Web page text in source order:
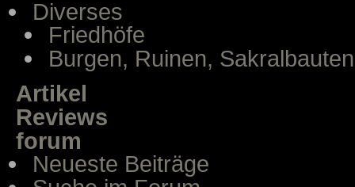
Diverses
Friedhöfe
Burgen, Ruinen, Sakralbauten
Artikel
Reviews
forum
Neueste Beiträge